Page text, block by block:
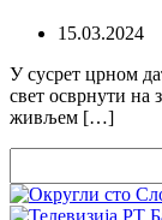
15.03.2024
У сусрет црном
свет осврнути на
живљем […]